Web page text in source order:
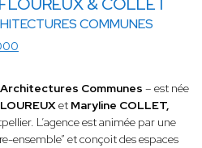
& COLLET
COMMUNES
Communes – est née
et Maryline COLLET,
L’agence est animée par une
ensemble” et conçoit des espaces